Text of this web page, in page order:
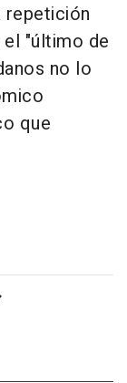
repetición
"último de
no lo
que